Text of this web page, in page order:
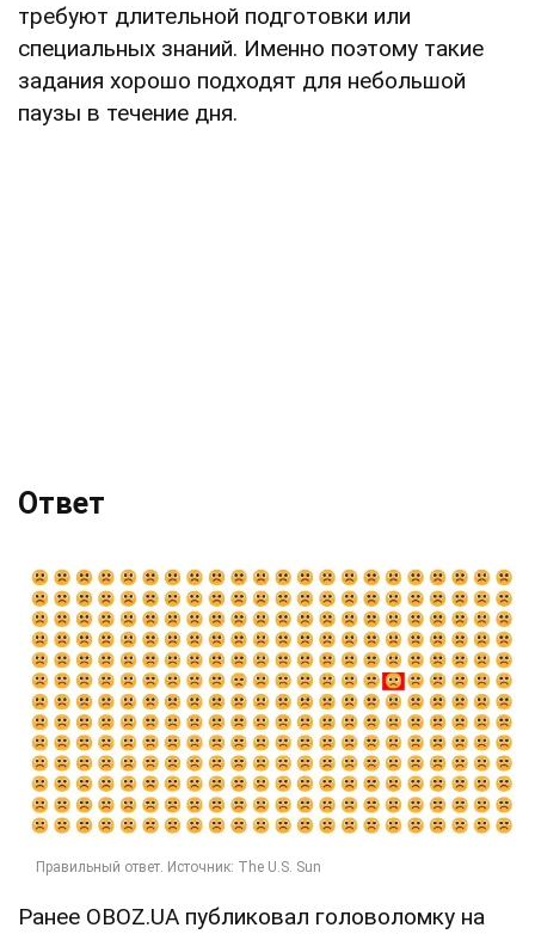
требуют длительной подготовки или
специальных знаний. Именно поэтому такие
задания хорошо подходят для небольшой
паузы в течение дня.
Ответ
Ранее OBOZ.UA публиковал головоломку на